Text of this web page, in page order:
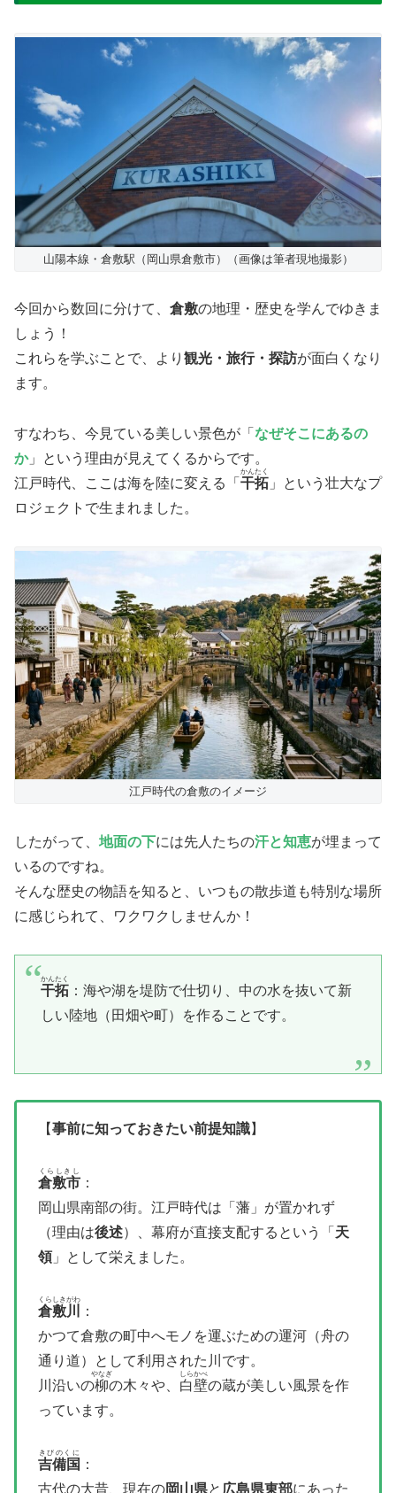
山陽本線・倉敷駅（岡山県倉敷市）（画像は筆者現地撮影）
今回から数回に分けて、 倉敷の地理・歴史を学んでゆきま
しょう！
これらを学ぶことで、より 観光・旅行・探訪が面白くなり
ます。
すなわち、今見ている美しい景色が「 なぜそこにあるの
か」という理由が見えてくるからです。
江戸時代、ここは海を陸に変える「 干拓
かんたく
」という壮大なプ
ロジェクトで生まれました。
江戸時代の倉敷のイメージ
したがって、 地面の下には先人たちの汗と知恵が埋まって
いるのですね。
そんな歴史の物語を知ると、いつもの散歩道も特別な場所
に感じられて、ワクワクしませんか！
干拓
かんたく
：海や湖を堤防で仕切り、中の水を抜いて新
しい陸地（田畑や町）を作ることです。
【事前に知っておきたい前提知識】
倉敷市
くらしきし
：
岡山県南部の街。江戸時代は「藩」が置かれず
（理由は後述）、幕府が直接支配するという「 天
領」として栄えました。
倉敷川
くらしきがわ
：
かつて倉敷の町中へモノを運ぶための運河（舟の
通り道）として利用された川です。
川沿いの柳
やなぎ
の木々や、 白壁
しらかべ
の蔵が美しい風景を作
っています。
吉備国
きびのくに
：
古代の大昔、現在の岡山県と 広島県東部にあった